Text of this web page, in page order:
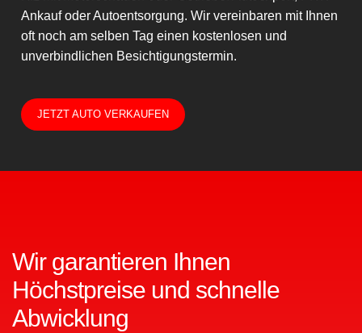
Ankauf oder Autoentsorgung. Wir vereinbaren mit Ihnen
oft noch am selben Tag einen kostenlosen und
unverbindlichen Besichtigungstermin.
JETZT AUTO VERKAUFEN
Wir garantieren Ihnen
Höchstpreise und schnelle
Abwicklung